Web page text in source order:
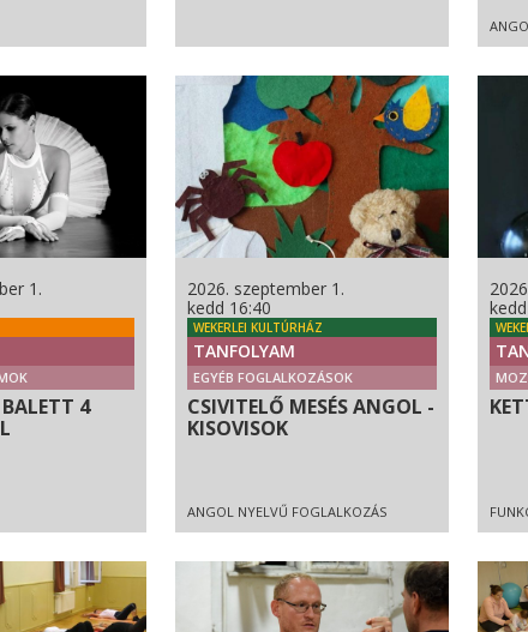
1.
4
2026. szeptember 1.
kedd 16:40
WEKERLEI KULTÚRHÁZ
TANFOLYAM
EGYÉB FOGLALKOZÁSOK
CSIVITELŐ MESÉS ANGOL -
KISOVISOK
ANGOL NYELVŰ FOGLALKOZÁS